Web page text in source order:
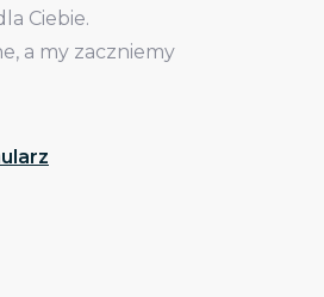
Ciebie.
a my zaczniemy